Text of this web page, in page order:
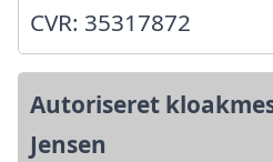
CVR: 35317872
Autoriseret
Jensen